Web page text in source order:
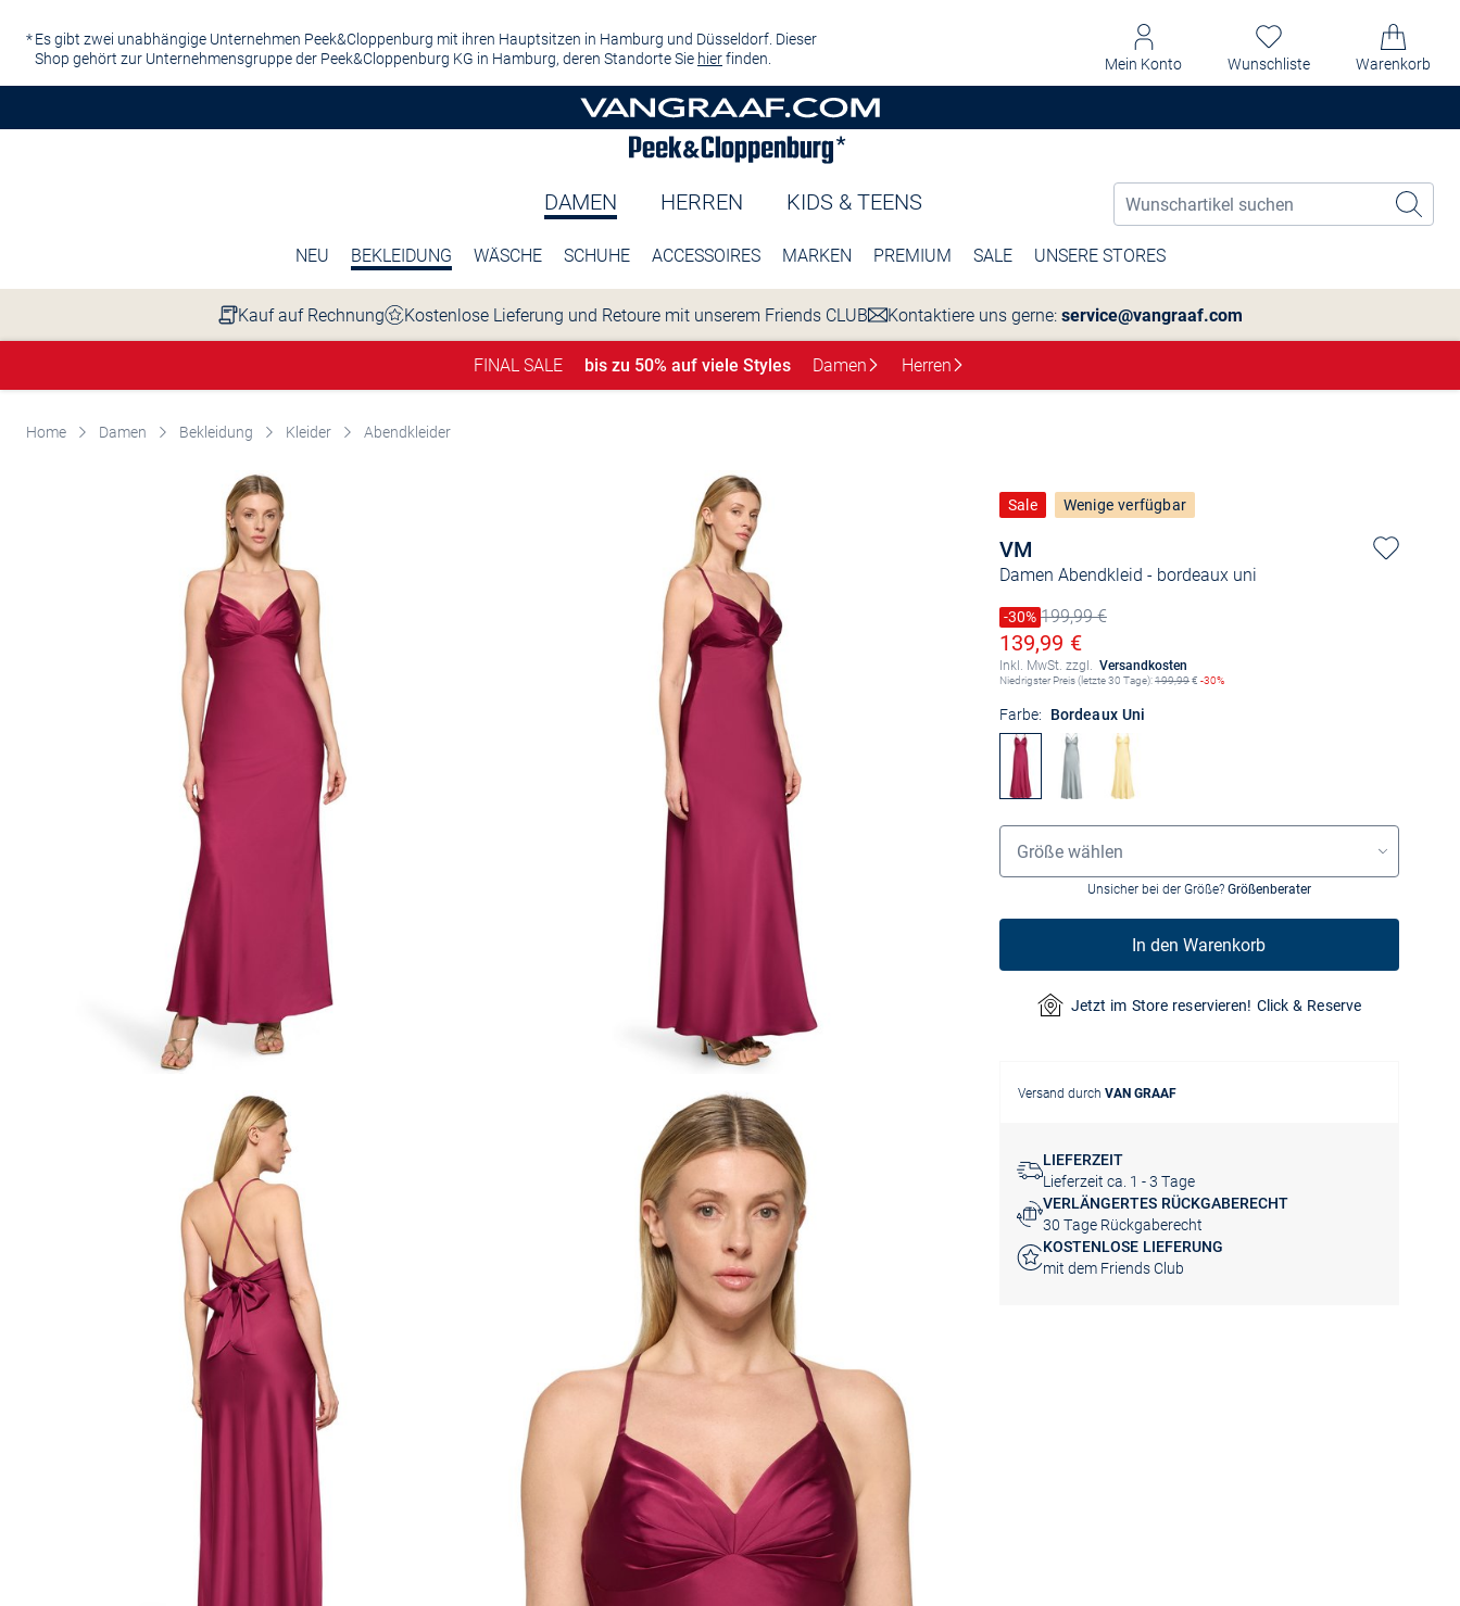
Es gibt zwei unabhängige Unternehmen Peek&Cloppenburg mit ihren Hauptsitzen in Hamburg und Düsseldorf. Dieser
Shop gehört zur Unternehmensgruppe der Peek&Cloppenburg KG in Hamburg, deren Standorte Sie hierfinden. Mein Konto Wunschliste Warenkorb
DAMEN HERREN KIDS & TEENS
NEU BEKLEIDUNG WÄSCHE SCHUHE ACCESSOIRES MARKEN PREMIUM SALE UNSERE STORES
Kauf auf Rechnung Kostenlose Lieferung und Retoure mit unserem Friends CLUB Kontaktiere uns gerne: service@vangraaf.com
FINAL SALE bis zu 50% auf viele Styles Damen Herren
Home Damen Bekleidung Kleider Abendkleider
VM
Damen Abendkleid - bordeaux uni
Sale Wenige verfügbar
Preis reduziert um
-30%
Alter Preis199,99 €
Ermäßigter Preis
139,99 €
Inkl. MwSt. zzgl. Versandkosten
Niedrigster Preis (letzte 30 Tage):199,99€ -30%
Farbe: Bordeaux Uni
Größenauswahl
Größe wählen
Unsicher bei der Größe? Größenberater
In den Warenkorb
Jetzt im Store reservieren! Click & Reserve
Versand durch VAN GRAAF
LIEFERZEIT
Lieferzeit ca. 1 - 3 Tage
VERLÄNGERTES RÜCKGABERECHT
30 Tage Rückgaberecht
KOSTENLOSE LIEFERUNG
mit dem Friends Club